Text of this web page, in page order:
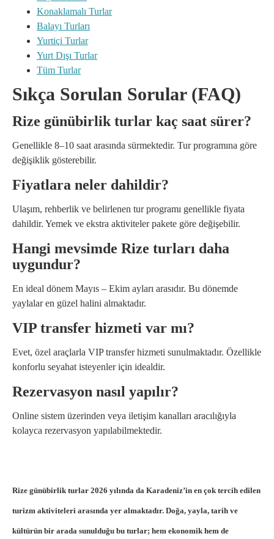
Konaklamalı Turlar
Balayı Turları
Yurtiçi Turlar
Yurt Dışı Turlar
Tüm Turlar
Sıkça Sorulan Sorular (FAQ)
Rize günübirlik turlar kaç saat sürer?
Genellikle 8–10 saat arasında sürmektedir. Tur programına göre
değişiklik gösterebilir.
Fiyatlara neler dahildir?
Ulaşım, rehberlik ve belirlenen tur programı genellikle fiyata
dahildir. Yemek ve ekstra aktiviteler pakete göre değişebilir.
Hangi mevsimde Rize turları daha
uygundur?
En ideal dönem Mayıs – Ekim ayları arasıdır. Bu dönemde
yaylalar en güzel halini almaktadır.
VIP transfer hizmeti var mı?
Evet, özel araçlarla VIP transfer hizmeti sunulmaktadır. Özellikle
konforlu seyahat isteyenler için idealdir.
Rezervasyon nasıl yapılır?
Online sistem üzerinden veya iletişim kanalları aracılığıyla
kolayca rezervasyon yapılabilmektedir.
Rize günübirlik turlar 2026 yılında da Karadeniz’in en çok tercih edilen
turizm aktiviteleri arasında yer almaktadır. Doğa, yayla, tarih ve
kültürün bir arada sunulduğu bu turlar; hem ekonomik hem de